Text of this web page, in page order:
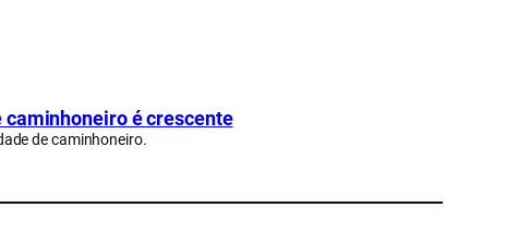
é crescente
de caminhoneiro.